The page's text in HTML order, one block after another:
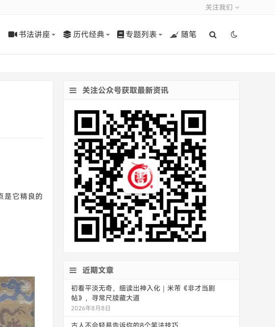
关注我们
书法讲座 历代经典 专题列表 随笔
是它精良的
关注公众号获取最新资讯
近期文章
初看平淡无奇，细读出神入化｜米芾《非才当剧
帖》，寻常尺牍藏大道
2026年8月8日